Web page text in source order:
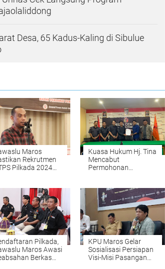
Desa, 65 Kadus-Kaling di Sibulue
Maros
Rekrutmen
Pilkada 2024
Kuasa Hukum Hj. Tina
Mencabut
Permohonan
Pilkada,
Maros Awasi
Berkas
KPU Maros Gelar
Sosialisasi Persiapan
Visi-Misi Pasangan